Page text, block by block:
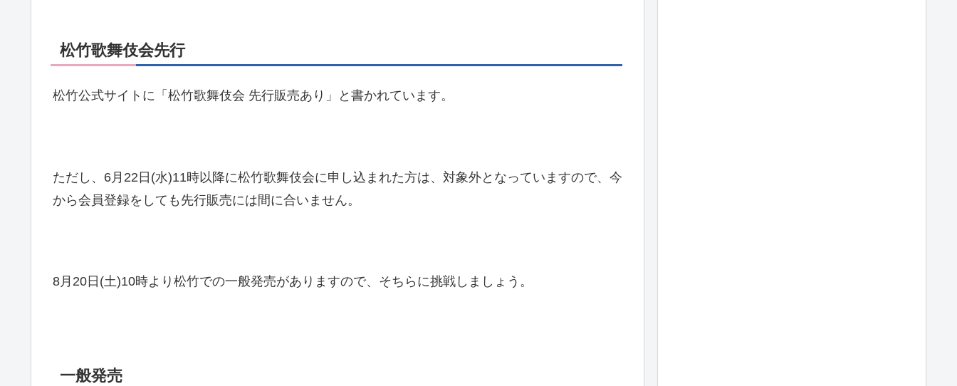
松竹歌舞伎会先行
松竹公式サイトに「松竹歌舞伎会 先行販売あり」と書かれています。
ただし、6月22日(水)11時以降に松竹歌舞伎会に申し込まれた方は、対象外となっていますので、今
から会員登録をしても先行販売には間に合いません。
8月20日(土)10時より松竹での一般発売がありますので、そちらに挑戦しましょう。
一般発売